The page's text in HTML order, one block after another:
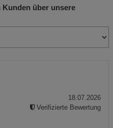
und stabilen Oberflächen
Lüftungsschlitze nicht
betrieben
Kunden über unsere
18.07.2026
Verifizierte Bewertung